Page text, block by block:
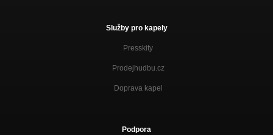
Služby pro kapely
Presskity
Prodejhudbu.cz
Doprava kapel
Podpora